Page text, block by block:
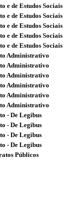
e de Estudos Sociais
e de Estudos Sociais
e de Estudos Sociais
e de Estudos Sociais
e de Estudos Sociais
Administrativo
Administrativo
Administrativo
Administrativo
Administrativo
Administrativo
- De Legibus
- De Legibus
- De Legibus
- De Legibus
Públicos